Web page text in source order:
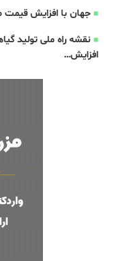
جهان با افزایش قیمت
نقشه راه ملی تولید
افزایش…